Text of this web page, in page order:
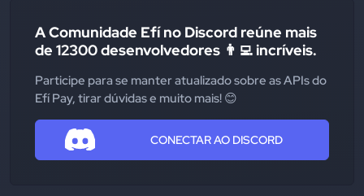
A Comunidade Efí no Discord reúne mais
de 12300 desenvolvedores 👨‍💻 incríveis.
Participe para se manter atualizado sobre as APIs do
Efí Pay, tirar dúvidas e muito mais! 😊
CONECTAR AO DISCORD